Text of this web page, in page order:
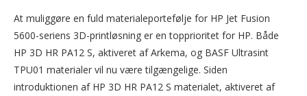
At muliggøre en fuld materialeportefølje for HP Jet Fusion
5600-seriens 3D-printløsning er en topprioritet for HP. Både
HP 3D HR PA12 S, aktiveret af Arkema, og BASF Ultrasint
TPU01 materialer vil nu være tilgængelige. Siden
introduktionen af HP 3D HR PA12 S materialet, aktiveret af